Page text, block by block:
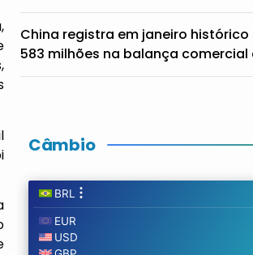
China registra em janeiro histórico
583 milhões na balança comercial
Câmbio